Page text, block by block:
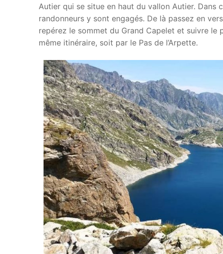
Autier qui se situe en haut du vallon Autier.
randonneurs y sont engagés. De là passez en
repérez le sommet du Grand Capelet et suivre le
même itinéraire, soit par le Pas de l’Arpette.